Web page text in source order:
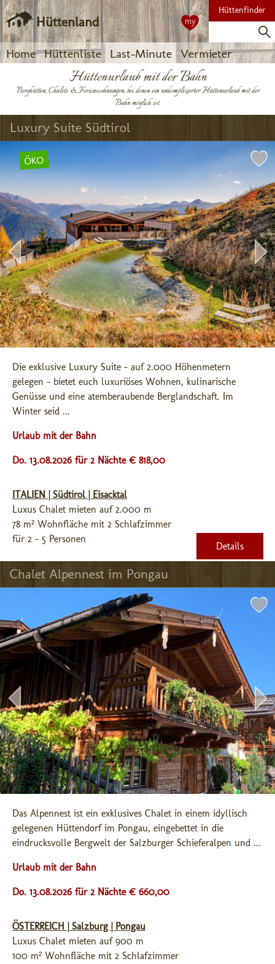
Hüttenland
Home Hüttenliste Last-Minute Vermieter
Hüttenfinder
my
Hüttenurlaub mit der Bahn
Berghütten, Chalets & Ferienwohnungen, bei denen ein unkomplizierter Hüttenurlaub mit der
Bahn möglich ist.
Luxury Suite Südtirol
ÖKO
Die exklusive Luxury Suite - auf 2.000 Höhenmetern
gelegen - bietet euch luxuriöses Wohnen, kulinarische
Genüsse und eine atemberaubende Berglandschaft. Im
Winter seid ...
Urlaub mit der Bahn
Do. 13.08.2026 für 2 Nächte € 818,00
ITALIEN | Südtirol | Eisacktal
Luxus Chalet mieten auf 2.000 m
78 m² Wohnfläche mit 2 Schlafzimmer
für 2 - 5 Personen
Details
Chalet Alpennest im Pongau
Das Alpennest ist ein exklusives Chalet in einem idyllisch
gelegenen Hüttendorf im Pongau, eingebettet in die
eindrucksvolle Bergwelt der Salzburger Schieferalpen und ...
Urlaub mit der Bahn
Do. 13.08.2026 für 2 Nächte € 660,00
ÖSTERREICH | Salzburg | Pongau
Luxus Chalet mieten auf 900 m
100 m² Wohnfläche mit 2 Schlafzimmer